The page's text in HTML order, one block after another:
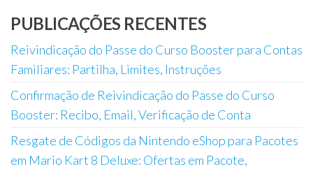
PUBLICAÇÕES RECENTES
Reivindicação do Passe do Curso Booster para Contas
Familiares: Partilha, Limites, Instruções
Confirmação de Reivindicação do Passe do Curso
Booster: Recibo, Email, Verificação de Conta
Resgate de Códigos da Nintendo eShop para Pacotes
em Mario Kart 8 Deluxe: Ofertas em Pacote,